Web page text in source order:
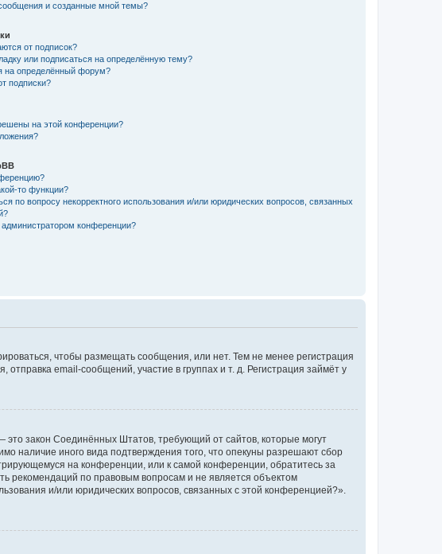
и созданные мной темы?
от подписок?
или подписаться на определённую тему?
на определённый форум?
подписки?
на этой конференции?
то функции?
по вопросу некорректного использования и/или юридических вопросов, связанных
администратором конференции?
чтобы размещать сообщения, или нет. Тем не менее регистрация
email-сообщений, участие в группах и т. д. Регистрация займёт у
это закон Соединённых Штатов, требующий от сайтов, которые могут
наличие иного вида подтверждения того, что опекуны разрешают сбор
на конференции, или к самой конференции, обратитесь за
рекомендаций по правовым вопросам и не является объектом
и/или юридических вопросов, связанных с этой конференцией?».